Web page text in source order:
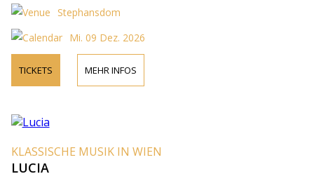
Stephansdom
Mi. 09 Dez. 2026
TICKETS MEHR INFOS
KLASSISCHE MUSIK IN WIEN
LUCIA